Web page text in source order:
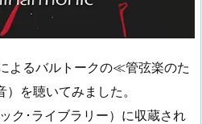
よるバルトークの≪管弦楽のた
を聴いてみました。
ク･ライブラリー）に収蔵され